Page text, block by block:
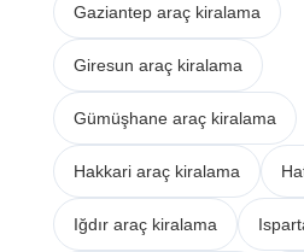
Gaziantep araç kiralama
Giresun araç kiralama
Gümüşhane araç kiralama
Hakkari araç kiralama
Iğdır araç kiralama